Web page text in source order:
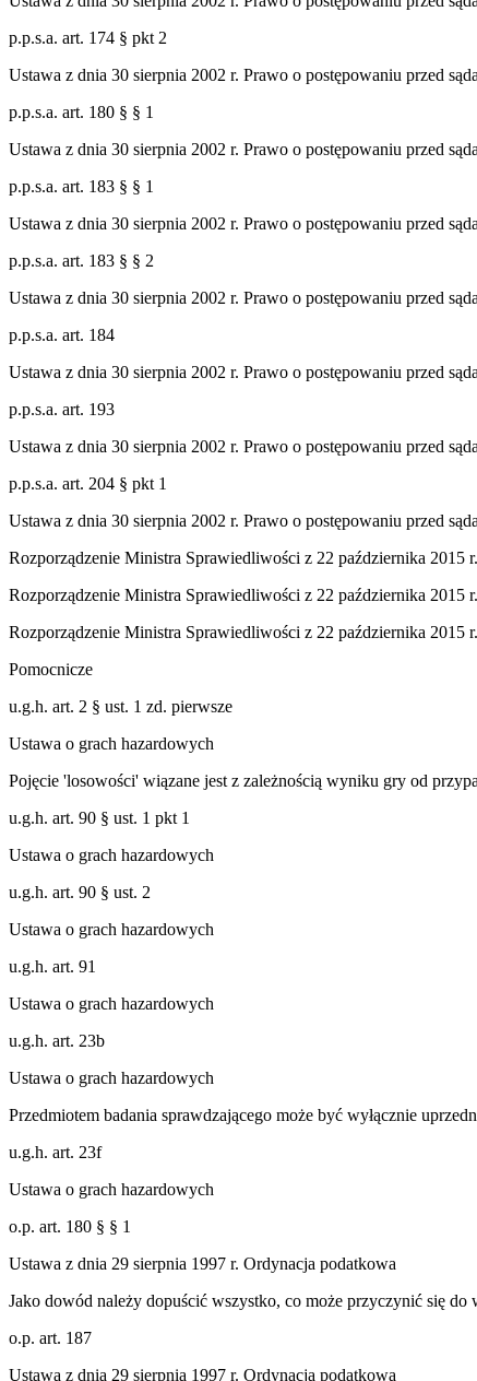
p.p.s.a. art. 174 § pkt 2
Ustawa z dnia 30 sierpnia 2002 r. Prawo o postępowaniu przed
p.p.s.a. art. 180 § § 1
Ustawa z dnia 30 sierpnia 2002 r. Prawo o postępowaniu przed
p.p.s.a. art. 183 § § 1
Ustawa z dnia 30 sierpnia 2002 r. Prawo o postępowaniu przed
p.p.s.a. art. 183 § § 2
Ustawa z dnia 30 sierpnia 2002 r. Prawo o postępowaniu przed
p.p.s.a. art. 184
Ustawa z dnia 30 sierpnia 2002 r. Prawo o postępowaniu przed
p.p.s.a. art. 193
Ustawa z dnia 30 sierpnia 2002 r. Prawo o postępowaniu przed
p.p.s.a. art. 204 § pkt 1
Ustawa z dnia 30 sierpnia 2002 r. Prawo o postępowaniu przed
Rozporządzenie Ministra Sprawiedliwości z 22 października 2015
Rozporządzenie Ministra Sprawiedliwości z 22 października 2015
Rozporządzenie Ministra Sprawiedliwości z 22 października 2015
Pomocnicze
u.g.h. art. 2 § ust. 1 zd. pierwsze
Ustawa o grach hazardowych
Pojęcie 'losowości' wiązane jest z zależnością wyniku gry od
u.g.h. art. 90 § ust. 1 pkt 1
Ustawa o grach hazardowych
u.g.h. art. 90 § ust. 2
Ustawa o grach hazardowych
u.g.h. art. 91
Ustawa o grach hazardowych
u.g.h. art. 23b
Ustawa o grach hazardowych
Przedmiotem badania sprawdzającego może być wyłącznie
u.g.h. art. 23f
Ustawa o grach hazardowych
o.p. art. 180 § § 1
Ustawa z dnia 29 sierpnia 1997 r. Ordynacja podatkowa
Jako dowód należy dopuścić wszystko, co może przyczynić się do
o.p. art. 187
Ustawa z dnia 29 sierpnia 1997 r. Ordynacja podatkowa